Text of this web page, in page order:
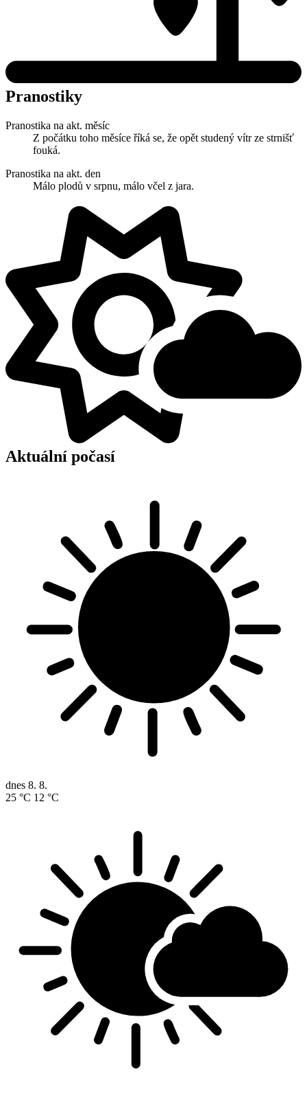
Pranostiky
Pranostika na akt. měsíc
Z počátku toho měsíce říká se, že opět studený vítr ze strnišť
fouká.
Pranostika na akt. den
Málo plodů v srpnu, málo včel z jara.
Aktuální počasí
dnes 8. 8.
25 °C 12 °C